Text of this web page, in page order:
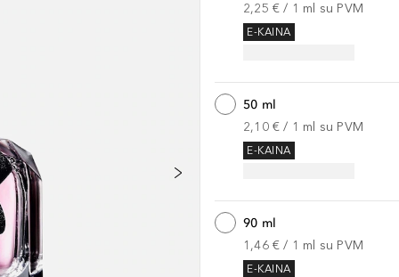
2,25 € / 1 ml su PVM
E-KAINA
50 ml
2,10 € / 1 ml su PVM
E-KAINA
90 ml
1,46 € / 1 ml su PVM
E-KAINA